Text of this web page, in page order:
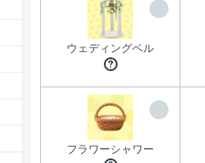
ウェディングベル
フラワーシャワー